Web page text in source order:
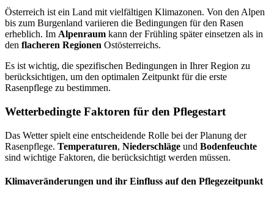
Österreich ist ein Land mit vielfältigen Klimazonen. Von den Alpen
bis zum Burgenland variieren die Bedingungen für den Rasen
erheblich. Im Alpenraum kann der Frühling später einsetzen als in
den flacheren Regionen Ostösterreichs.
Es ist wichtig, die spezifischen Bedingungen in Ihrer Region zu
berücksichtigen, um den optimalen Zeitpunkt für die erste
Rasenpflege zu bestimmen.
Wetterbedingte Faktoren für den Pflegestart
Das Wetter spielt eine entscheidende Rolle bei der Planung der
Rasenpflege. Temperaturen, Niederschläge und Bodenfeuchte
sind wichtige Faktoren, die berücksichtigt werden müssen.
Klimaveränderungen und ihr Einfluss auf den Pflegezeitpunkt